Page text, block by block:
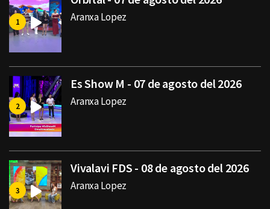
Aranxa Lopez
Es Show M - 07 de agosto del 2026
Aranxa Lopez
Vivalavi FDS - 08 de agosto del 2026
Aranxa Lopez